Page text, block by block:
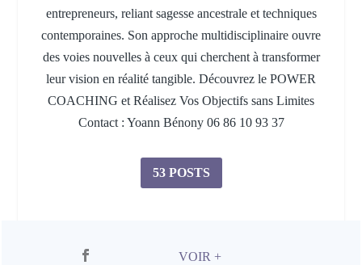
entrepreneurs, reliant sagesse ancestrale et techniques
contemporaines. Son approche multidisciplinaire ouvre
des voies nouvelles à ceux qui cherchent à transformer
leur vision en réalité tangible. Découvrez le POWER
COACHING et Réalisez Vos Objectifs sans Limites
Contact : Yoann Bénony 06 86 10 93 37
53 POSTS
VOIR +